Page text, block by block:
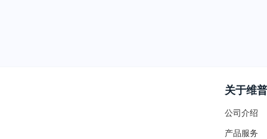
关于维普
公司介绍
产品服务